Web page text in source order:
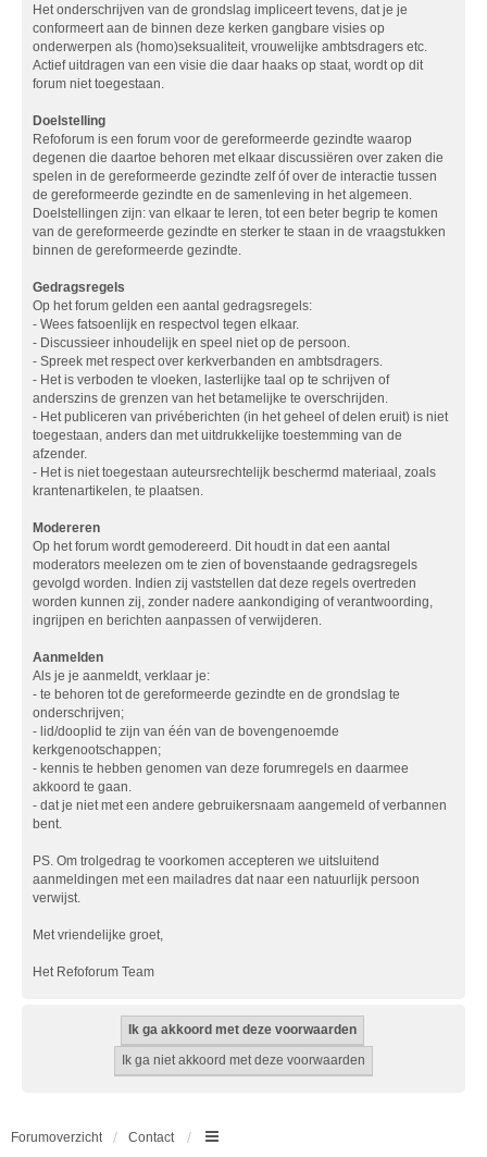
Het onderschrijven van de grondslag impliceert tevens, dat je je
conformeert aan de binnen deze kerken gangbare visies op
onderwerpen als (homo)seksualiteit, vrouwelijke ambtsdragers etc.
Actief uitdragen van een visie die daar haaks op staat, wordt op dit
forum niet toegestaan.
Doelstelling
Refoforum is een forum voor de gereformeerde gezindte waarop
degenen die daartoe behoren met elkaar discussiëren over zaken die
spelen in de gereformeerde gezindte zelf óf over de interactie tussen
de gereformeerde gezindte en de samenleving in het algemeen.
Doelstellingen zijn: van elkaar te leren, tot een beter begrip te komen
van de gereformeerde gezindte en sterker te staan in de vraagstukken
binnen de gereformeerde gezindte.
Gedragsregels
Op het forum gelden een aantal gedragsregels:
- Wees fatsoenlijk en respectvol tegen elkaar.
- Discussieer inhoudelijk en speel niet op de persoon.
- Spreek met respect over kerkverbanden en ambtsdragers.
- Het is verboden te vloeken, lasterlijke taal op te schrijven of
anderszins de grenzen van het betamelijke te overschrijden.
- Het publiceren van privéberichten (in het geheel of delen eruit) is niet
toegestaan, anders dan met uitdrukkelijke toestemming van de
afzender.
- Het is niet toegestaan auteursrechtelijk beschermd materiaal, zoals
krantenartikelen, te plaatsen.
Modereren
Op het forum wordt gemodereerd. Dit houdt in dat een aantal
moderators meelezen om te zien of bovenstaande gedragsregels
gevolgd worden. Indien zij vaststellen dat deze regels overtreden
worden kunnen zij, zonder nadere aankondiging of verantwoording,
ingrijpen en berichten aanpassen of verwijderen.
Aanmelden
Als je je aanmeldt, verklaar je:
- te behoren tot de gereformeerde gezindte en de grondslag te
onderschrijven;
- lid/dooplid te zijn van één van de bovengenoemde
kerkgenootschappen;
- kennis te hebben genomen van deze forumregels en daarmee
akkoord te gaan.
- dat je niet met een andere gebruikersnaam aangemeld of verbannen
bent.
PS. Om trolgedrag te voorkomen accepteren we uitsluitend
aanmeldingen met een mailadres dat naar een natuurlijk persoon
verwijst.
Met vriendelijke groet,
Het Refoforum Team
Forumoverzicht Contact